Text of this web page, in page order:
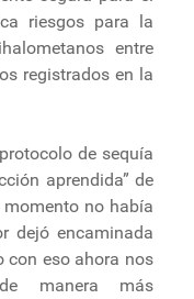
riesgos para la
entre
registrados en la
de sequía
aprendida” de
momento no había
dejó encaminada
con eso ahora nos
manera más